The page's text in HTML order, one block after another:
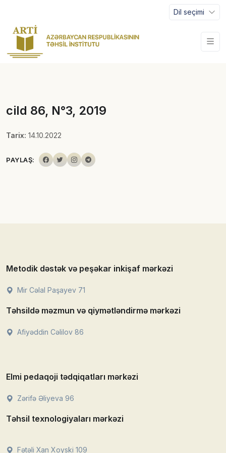
Dil seçimi
cild 86, N°3, 2019
Tarix: 14.10.2022
PAYLAŞ:
Metodik dəstək və peşəkar inkişaf mərkəzi
Mir Cəlal Paşayev 71
Təhsildə məzmun və qiymətləndirmə mərkəzi
Afiyəddin Cəlilov 86
Elmi pedaqoji tədqiqatları mərkəzi
Zərifə Əliyeva 96
Təhsil texnologiyaları mərkəzi
Fətəli Xan Xoyski 109